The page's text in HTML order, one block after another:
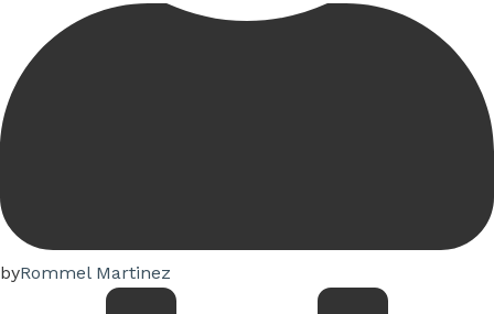
byRommel Martinez